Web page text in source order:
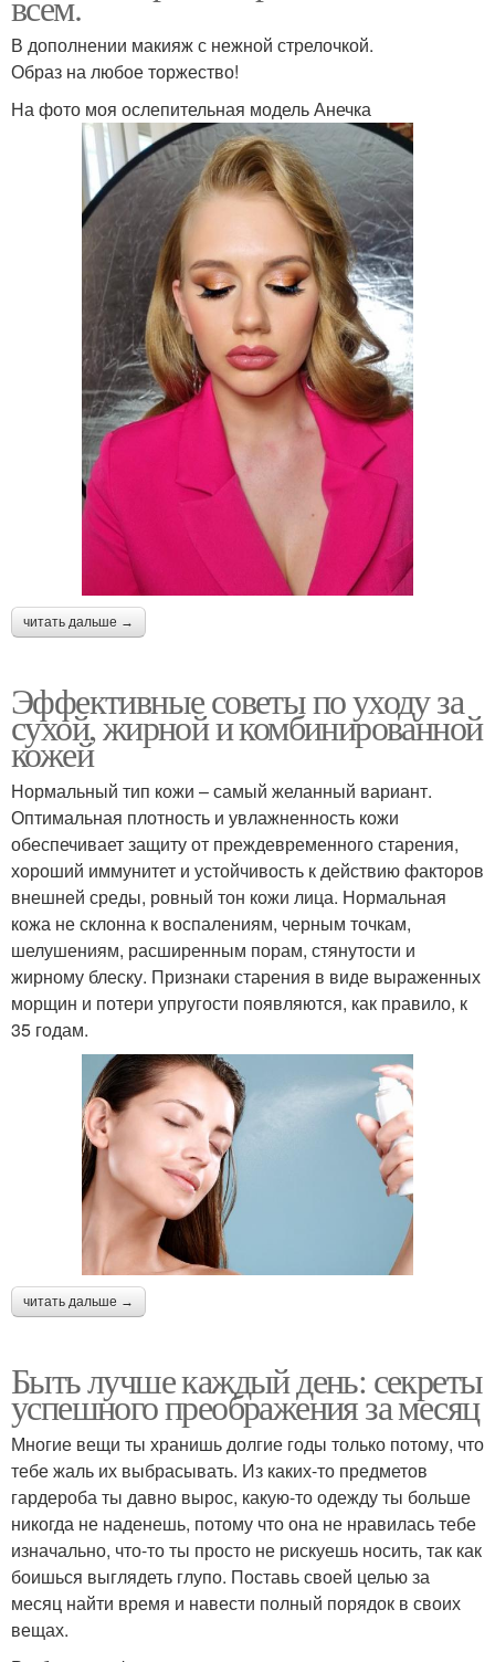
В дополнении макияж с нежной стрелочкой.
Образ на любое торжество!
На фото моя ослепительная модель Анечка
читать дальше →
Эффективные советы по уходу за
сухой, жирной и комбинированной
кожей
Нормальный тип кожи – самый желанный вариант.
Оптимальная плотность и увлажненность кожи
обеспечивает защиту от преждевременного старения,
хороший иммунитет и устойчивость к действию факторов
внешней среды, ровный тон кожи лица. Нормальная
кожа не склонна к воспалениям, черным точкам,
шелушениям, расширенным порам, стянутости и
жирному блеску. Признаки старения в виде выраженных
морщин и потери упругости появляются, как правило, к
35 годам.
читать дальше →
Быть лучше каждый день: секреты
успешного преображения за месяц
Многие вещи ты хранишь долгие годы только потому, что
тебе жаль их выбрасывать. Из каких-то предметов
гардероба ты давно вырос, какую-то одежду ты больше
никогда не наденешь, потому что она не нравилась тебе
изначально, что-то ты просто не рискуешь носить, так как
боишься выглядеть глупо. Поставь своей целью за
месяц найти время и навести полный порядок в своих
вещах.